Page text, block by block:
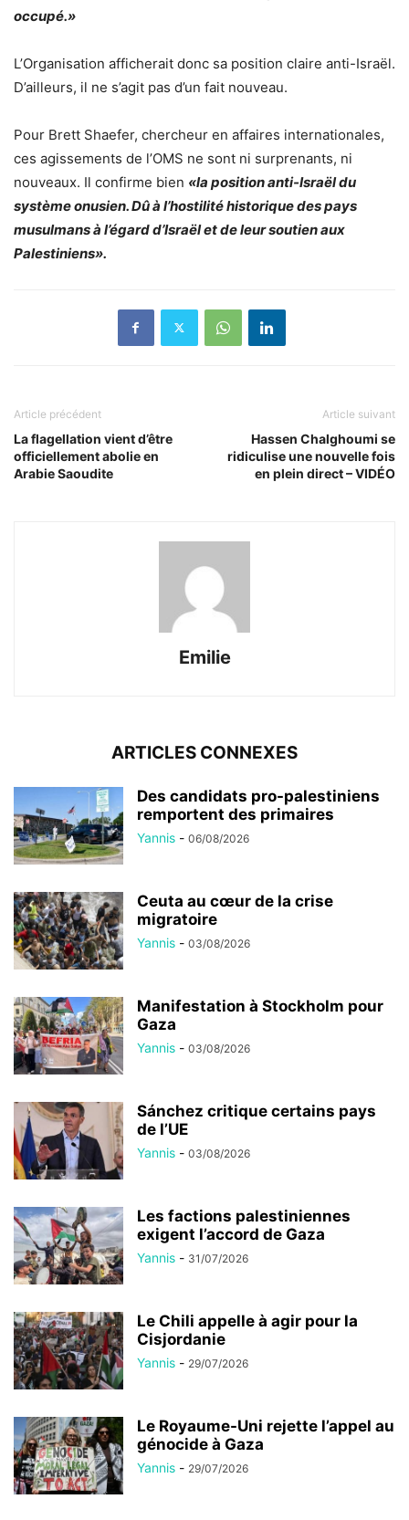
occupé.»
L’Organisation afficherait donc sa position claire anti-Israël.
D’ailleurs, il ne s’agit pas d’un fait nouveau.
Pour Brett Shaefer, chercheur en affaires internationales,
ces agissements de l’OMS ne sont ni surprenants, ni
nouveaux. Il confirme bien «la position anti-Israël du
système onusien. Dû à l’hostilité historique des pays
musulmans à l’égard d’Israël et de leur soutien aux
Palestiniens».
Article précédent
La flagellation vient d’être
officiellement abolie en
Arabie Saoudite
Article suivant
Hassen Chalghoumi se
ridiculise une nouvelle fois
en plein direct – VIDÉO
Emilie
ARTICLES CONNEXES
Des candidats pro-palestiniens
remportent des primaires
Yannis - 06/08/2026
Ceuta au cœur de la crise
migratoire
Yannis - 03/08/2026
Manifestation à Stockholm pour
Gaza
Yannis - 03/08/2026
Sánchez critique certains pays
de l’UE
Yannis - 03/08/2026
Les factions palestiniennes
exigent l’accord de Gaza
Yannis - 31/07/2026
Le Chili appelle à agir pour la
Cisjordanie
Yannis - 29/07/2026
Le Royaume-Uni rejette l’appel au
génocide à Gaza
Yannis - 29/07/2026